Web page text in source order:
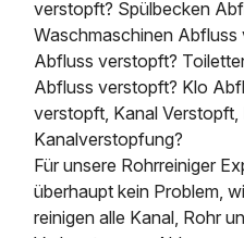
verstopft? Spülbecken
Waschmaschinen
Abfluss verstopft?
Abfluss verstopft? Klo
verstopft, Kanal Verstopft,
Kanalverstopfung?
Für unsere Rohrreiniger
überhaupt kein Problem,
reinigen alle Kanal, Rohr